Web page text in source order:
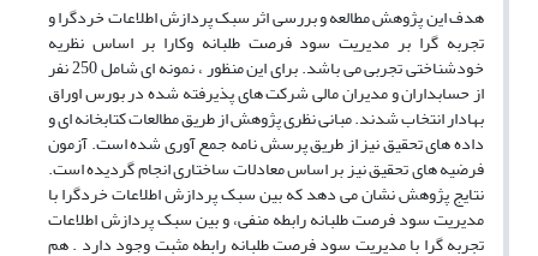
هدف این پژوهش مطالعه و بررسی اثر سبک پردازش اطلاعات خردگرا و
تجربه گرا بر مدیریت سود فرصت طلبانه وکارا بر اساس نظریه
خودشناختی تجربی می باشد. برای این منظور ، نمونه ای شامل 250 نفر
از حسابداران و مدیران مالی شرکت های پذیرفته شده در بورس اوراق
بهادار انتخاب شدند. مبانی نظری پژوهش از طریق مطالعات کتابخانه ای و
داده های تحقیق نیز از طریق پرسش نامه جمع آوری شده است. آزمون
فرضیه های تحقیق نیز بر اساس معادلات ساختاری انجام گردیده است.
نتایج پژوهش نشان می دهد که بین سبک پردازش اطلاعات خردگرا با
مدیریت سود فرصت طلبانه رابطه منفی، و بین سبک پردازش اطلاعات
تجربه گرا با مدیریت سود فرصت طلبانه رابطه مثبت وجود دارد . هم